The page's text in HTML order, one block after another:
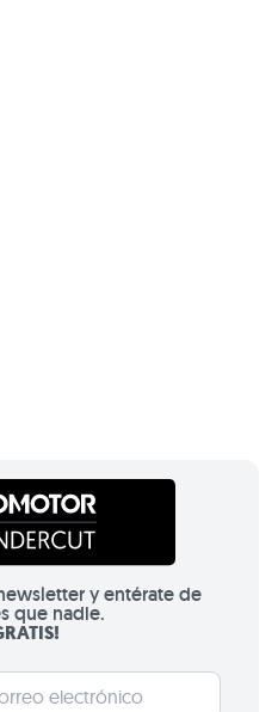
y entérate de
que nadie.